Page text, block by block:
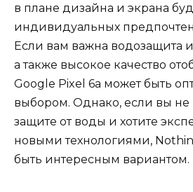
в плане дизайна и экрана
индивидуальных
Если вам важна водозащита
а также высокое качество
Google Pixel 6a может быть
выбором. Однако, если вы не
защите от воды и хотите
новыми технологиями,
быть интересным вариантом.